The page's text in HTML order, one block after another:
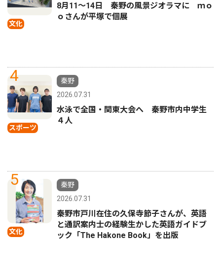
文化
8月11〜14日 秦野の風景ジオラマに ｍｏ
ｏさんが平塚で個展
4
スポーツ
秦野
2026.07.31
水泳で全国・関東大会へ 秦野市内中学生
４人
5
文化
秦野
2026.07.31
秦野市戸川在住の久保寺節子さんが、英語
と通訳案内士の経験生かした英語ガイドブ
ック「The Hakone Book」を出版